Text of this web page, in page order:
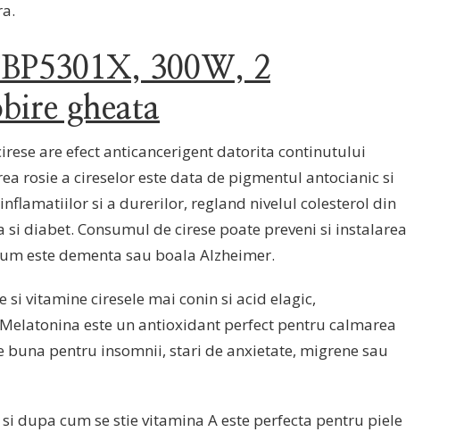
300W, 2
gheata
are efect anticancerigent datorita continutului
rosie a cireselor este data de pigmentul antocianic si
si a durerilor, regland nivelul colesterol din
diabet. Consumul de cirese poate preveni si instalarea
este dementa sau boala Alzheimer.
vitamine ciresele mai conin si acid elagic,
este un antioxidant perfect pentru calmarea
buna pentru insomnii, stari de anxietate, migrene sau
dupa cum se stie vitamina A este perfecta pentru piele